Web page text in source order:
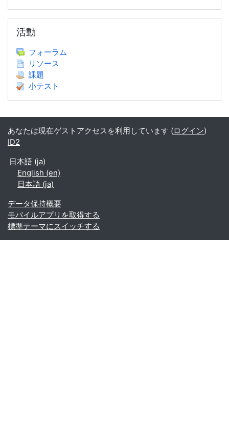
活動
フォーラム
リソース
課題
小テスト
あなたは現在ゲストアクセスを利用しています (ログイン)
ID2
日本語 ‎(ja)‎
English ‎(en)‎
日本語 ‎(ja)‎
データ保持概要
モバイルアプリを取得する
標準テーマにスイッチする